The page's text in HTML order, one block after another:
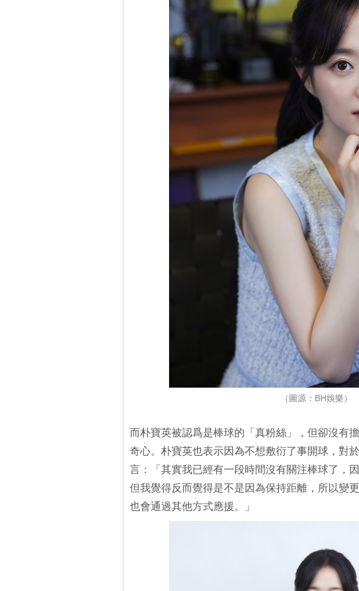
（圖源：BH娛樂）
而朴寶英被認爲是棒球的「真粉絲」，但卻沒有
奇心。朴寶英也表示因為不想敷衍了事開球，對
言：「其實我已經有一段時間沒有關注棒球了，
但我覺得反而覺得是不是因為保持距離，所以變
也會通過其他方式應援。」